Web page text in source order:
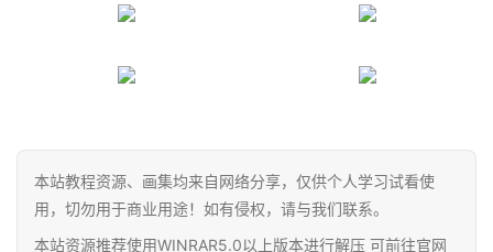
本站教程资源、画集均来自网络分享，仅供个人学习试看使
用，切勿用于商业用途！如有侵权，请与我们联系。
本站资源推荐使用WINRAR5.0以上版本进行解压 可前往官网